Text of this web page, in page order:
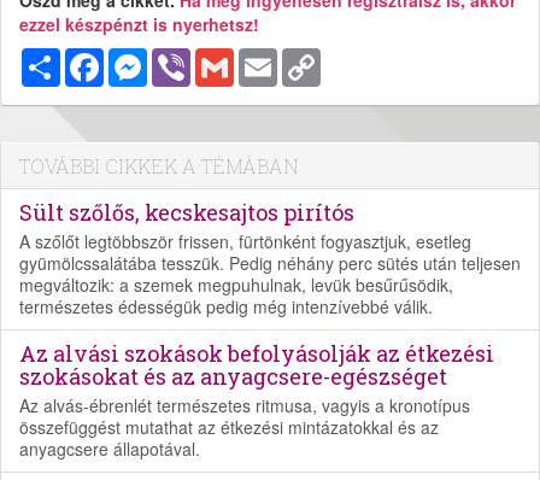
ezzel készpénzt is nyerhetsz!
MegosztásFacebookMessenger
Viber Gmail Email
TOVÁBBI CIKKEK A TÉMÁBAN
Sült szőlős, kecskesajtos pirítós
A szőlőt legtöbbször frissen, fürtönként fogyasztjuk, esetleg
gyümölcssalátába tesszük. Pedig néhány perc sütés után teljesen
megváltozik: a szemek megpuhulnak, levük besűrűsödik,
természetes édességük pedig még intenzívebbé válik.
Az alvási szokások befolyásolják az étkezési
szokásokat és az anyagcsere-egészséget
Az alvás-ébrenlét természetes ritmusa, vagyis a kronotípus
összefüggést mutathat az étkezési mintázatokkal és az
anyagcsere állapotával.